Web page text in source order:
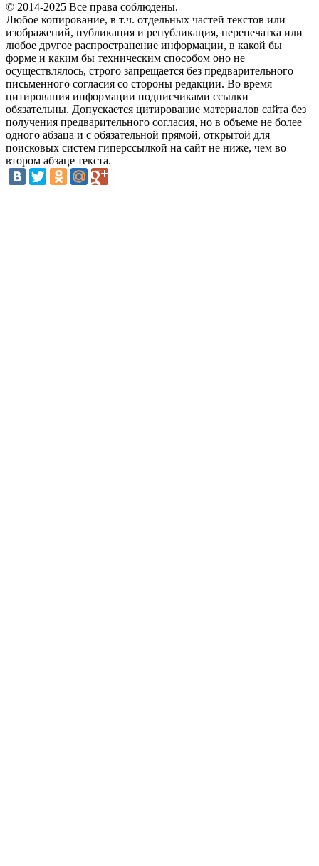
© 2014-2025 Все права соблюдены.
Любое копирование, в т.ч. отдельных частей текстов или
изображений, публикация и републикация, перепечатка или
любое другое распространение информации, в какой бы
форме и каким бы техническим способом оно не
осуществлялось, строго запрещается без предварительного
письменного согласия со стороны редакции. Во время
цитирования информации подписчиками ссылки
обязательны. Допускается цитирование материалов сайта без
получения предварительного согласия, но в объеме не более
одного абзаца и с обязательной прямой, открытой для
поисковых систем гиперссылкой на сайт не ниже, чем во
втором абзаце текста.